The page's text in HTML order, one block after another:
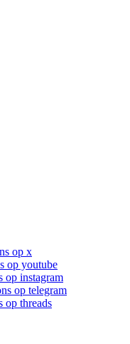
op x
op youtube
op instagram
op telegram
op threads